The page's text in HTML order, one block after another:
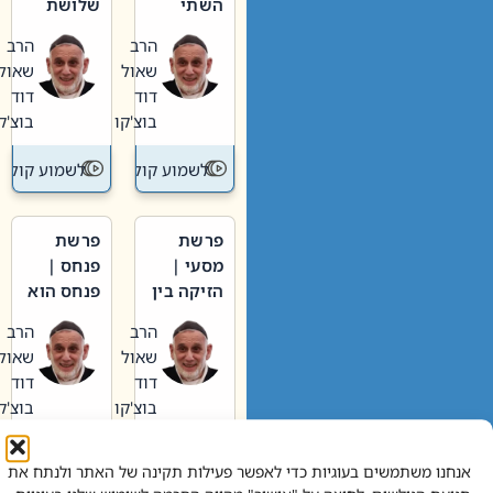
אנחנו משתמשים בעוגיות כדי לאפשר פעילות תקינה של האתר ולנתח את
וערב של
חיינו
הרב
שאול
דוד
בוצ'קו
לשמוע קול תורה – מדרש
האבות
הרב
שאול
דוד
בוצ'קו
לשמוע קול
פרשת
מסעי |
הזיקה בין
הגדול לעם הרב
שאול
דוד
בוצ'קו
לשמוע קול תורה – מדרש
פרשת
פנחס |
פנחס הוא
אליהו: בין
קנאות
הורסת
לקנאות
בונה
הרב
שאול
דוד
בוצ'קו
לשמוע קול